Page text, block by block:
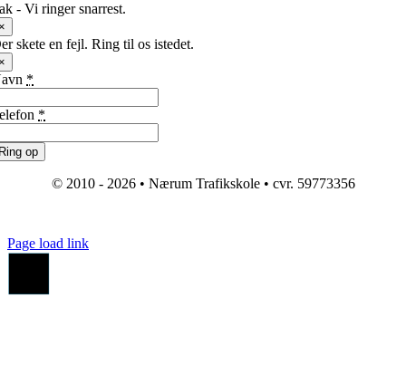
- Vi ringer snarrest.
skete en fejl. Ring til os istedet.
*
*
op
© 2010 - 2026 • Nærum Trafikskole • cvr. 59773356
Page load link
Go
Top